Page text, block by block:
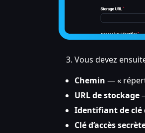
Vous devez
Chemin — «
URL de stockage
Identifiant de clé
Clé d’accès